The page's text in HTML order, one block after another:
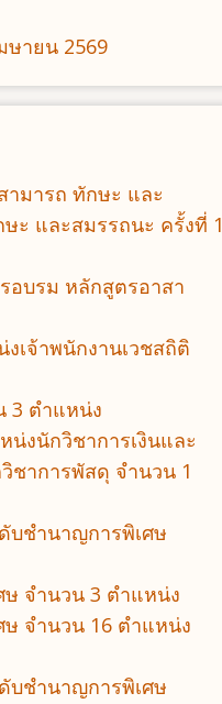
ษายน 2569
ามารถ ทักษะ และ
ะ และสมรรถนะ ครั้งที่ 1
อบรม หลักสูตรอาสา
เจ้าพนักงานเวชสถิติ
3 ตำแหน่ง
น่งนักวิชาการเงินและ
ชาการพัสดุ จำนวน 1
บชำนาญการพิเศษ
ษ จำนวน 3 ตำแหน่ง
ษ จำนวน 16 ตำแหน่ง
บชำนาญการพิเศษ